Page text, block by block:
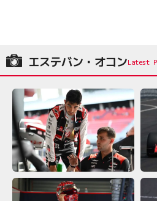
エステバン・オコン